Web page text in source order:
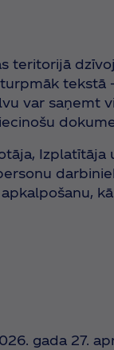
teritorijā
tekstā
var saņemt
Izplatītāja
gada 27.